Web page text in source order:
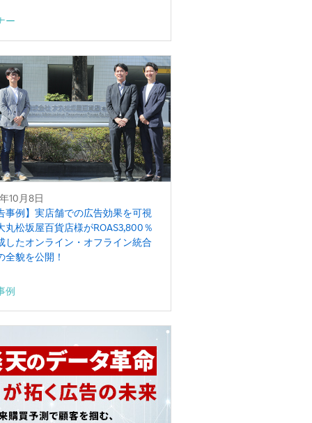
ー
10月8日
事例】実店舗での広告効果を可視
丸松坂屋百貨店様がROAS3,800％
したオンライン・オフライン統合
全貌を公開！
例